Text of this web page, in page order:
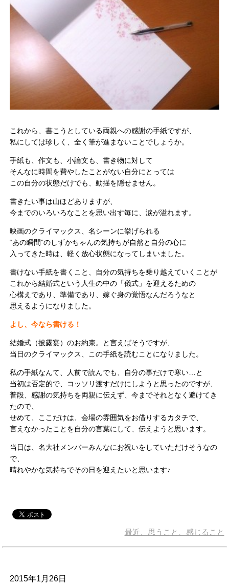
これから、書こうとしている両親への感謝の手紙ですが、
私にしては珍しく、全く筆が進まないことでしょうか。
手紙も、作文も、小論文も、書き物に対して
そんなに時間を費やしたことがない自分にとっては
この自分の状態だけでも、動揺を隠せません。
書きたい事は山ほどありますが、
今までのいろいろなことを思い出す毎に、涙が溢れます。
映画のクライマックス、名シーンに挙げられる
“あの瞬間”のしずかちゃんの気持ちが自然と自分の心に
入ってきた時は、軽く放心状態になってしまいました。
書けない手紙を書くこと、自分の気持ちを乗り越えていくことが
これから結婚式という人生の中の「儀式」を迎えるための
心構えであり、準備であり、嫁ぐ身の覚悟なんだろうなと
思えるようになりました。
よし、今なら書ける！
結婚式（披露宴）のお約束。と言えばそうですが、
当日のクライマックス、この手紙を読むことになりました。
私の手紙なんて、人前で読んでも、自分の事だけで寒い…と
当初は否定的で、コッソリ渡すだけにしようと思ったのですが、
普段、感謝の気持ちを両親に伝えず、今までそれとなく避けてき
たので、
せめて、ここだけは、会場の雰囲気をお借りするカタチで、
言えなかったことを自分の言葉にして、伝えようと思います。
当日は、名大社メンバーみんなにお祝いをしていただけそうなの
で、
晴れやかな気持ちでその日を迎えたいと思います♪
最近、思うこと、感じること
2015年1月26日